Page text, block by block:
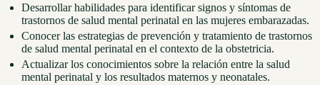
Desarrollar habilidades para identificar signos y síntomas de
trastornos de salud mental perinatal en las mujeres embarazadas.
Conocer las estrategias de prevención y tratamiento de trastornos
de salud mental perinatal en el contexto de la obstetricia.
Actualizar los conocimientos sobre la relación entre la salud
mental perinatal y los resultados maternos y neonatales.